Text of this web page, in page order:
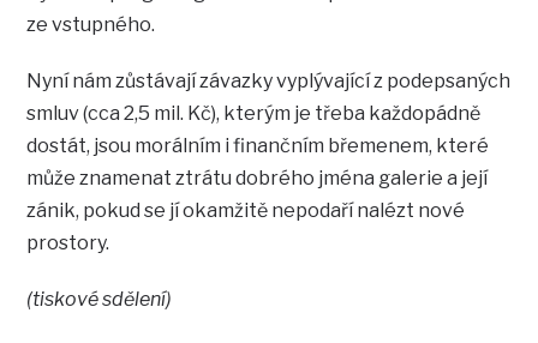
ze vstupného.
Nyní nám zůstávají závazky vyplývající z podepsaných
smluv (cca 2,5 mil. Kč), kterým je třeba každopádně
dostát, jsou morálním i finančním břemenem, které
může znamenat ztrátu dobrého jména galerie a její
zánik, pokud se jí okamžitě nepodaří nalézt nové
prostory.
(tiskové sdělení)